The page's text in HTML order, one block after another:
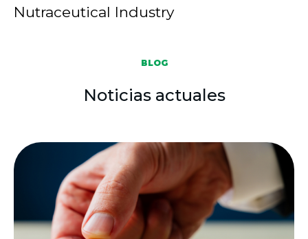
Nutraceutical Industry
BLOG
Noticias actuales